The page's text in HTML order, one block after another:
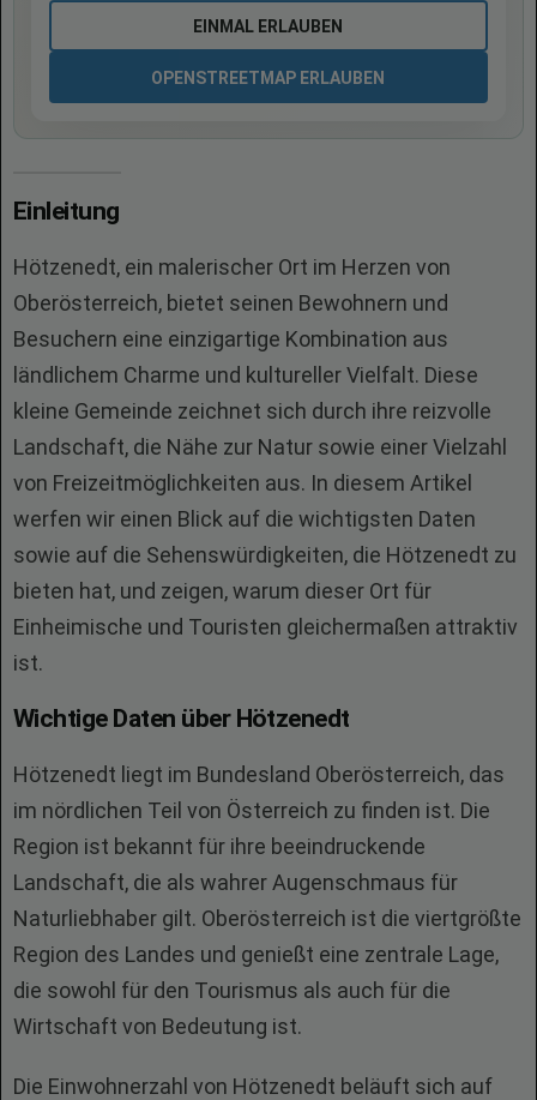
EINMAL ERLAUBEN
OPENSTREETMAP ERLAUBEN
Einleitung
Hötzenedt, ein malerischer Ort im Herzen von
Oberösterreich, bietet seinen Bewohnern und
Besuchern eine einzigartige Kombination aus
ländlichem Charme und kultureller Vielfalt. Diese
kleine Gemeinde zeichnet sich durch ihre reizvolle
Landschaft, die Nähe zur Natur sowie einer Vielzahl
von Freizeitmöglichkeiten aus. In diesem Artikel
werfen wir einen Blick auf die wichtigsten Daten
sowie auf die Sehenswürdigkeiten, die Hötzenedt zu
bieten hat, und zeigen, warum dieser Ort für
Einheimische und Touristen gleichermaßen attraktiv
ist.
Wichtige Daten über Hötzenedt
Hötzenedt liegt im Bundesland Oberösterreich, das
im nördlichen Teil von Österreich zu finden ist. Die
Region ist bekannt für ihre beeindruckende
Landschaft, die als wahrer Augenschmaus für
Naturliebhaber gilt. Oberösterreich ist die viertgrößte
Region des Landes und genießt eine zentrale Lage,
die sowohl für den Tourismus als auch für die
Wirtschaft von Bedeutung ist.
Die Einwohnerzahl von Hötzenedt beläuft sich auf